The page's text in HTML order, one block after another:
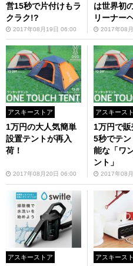
営15秒で片付けもラ
クラク!?
2017年08月19日 06:00
は世界初
リーナー
2017年08
アスキーストア
1万円の大人気簡単
設置テントが再入
荷！
2017年08月20日 06:00
アスキース
1万円で
5秒でテ
能な「ワ
ント」
2017年08
アスキーストア アスキース